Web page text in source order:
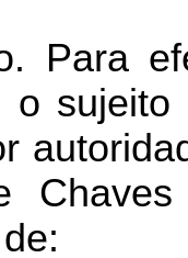
Para
sujeito